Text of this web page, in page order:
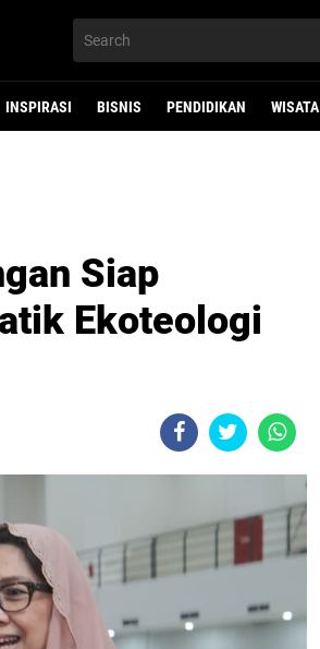
INSPIRASI BISNIS PENDIDIKAN WISATA
Siap
Ekoteologi